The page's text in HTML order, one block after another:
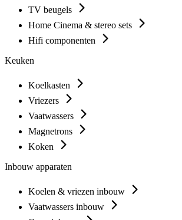
TV beugels
Home Cinema & stereo sets
Hifi componenten
Keuken
Koelkasten
Vriezers
Vaatwassers
Magnetrons
Koken
Inbouw apparaten
Koelen & vriezen inbouw
Vaatwassers inbouw